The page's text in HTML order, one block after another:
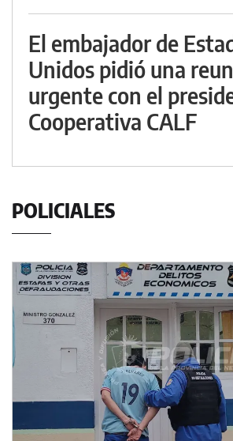
El embajador de
Unidos pidió una
urgente con el
Cooperativa CALF
POLICIALES